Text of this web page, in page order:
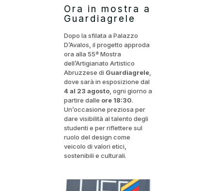
Ora in mostra a
Guardiagrele
Dopo la sfilata a Palazzo
D’Avalos, il progetto approda
ora alla 55ª Mostra
dell’Artigianato Artistico
Abruzzese di Guardiagrele,
dove sarà in esposizione dal
4 al 23 agosto, ogni giorno a
partire dalle ore 18:30.
Un’occasione preziosa per
dare visibilità al talento degli
studenti e per riflettere sul
ruolo del design come
veicolo di valori etici,
sostenibili e culturali.